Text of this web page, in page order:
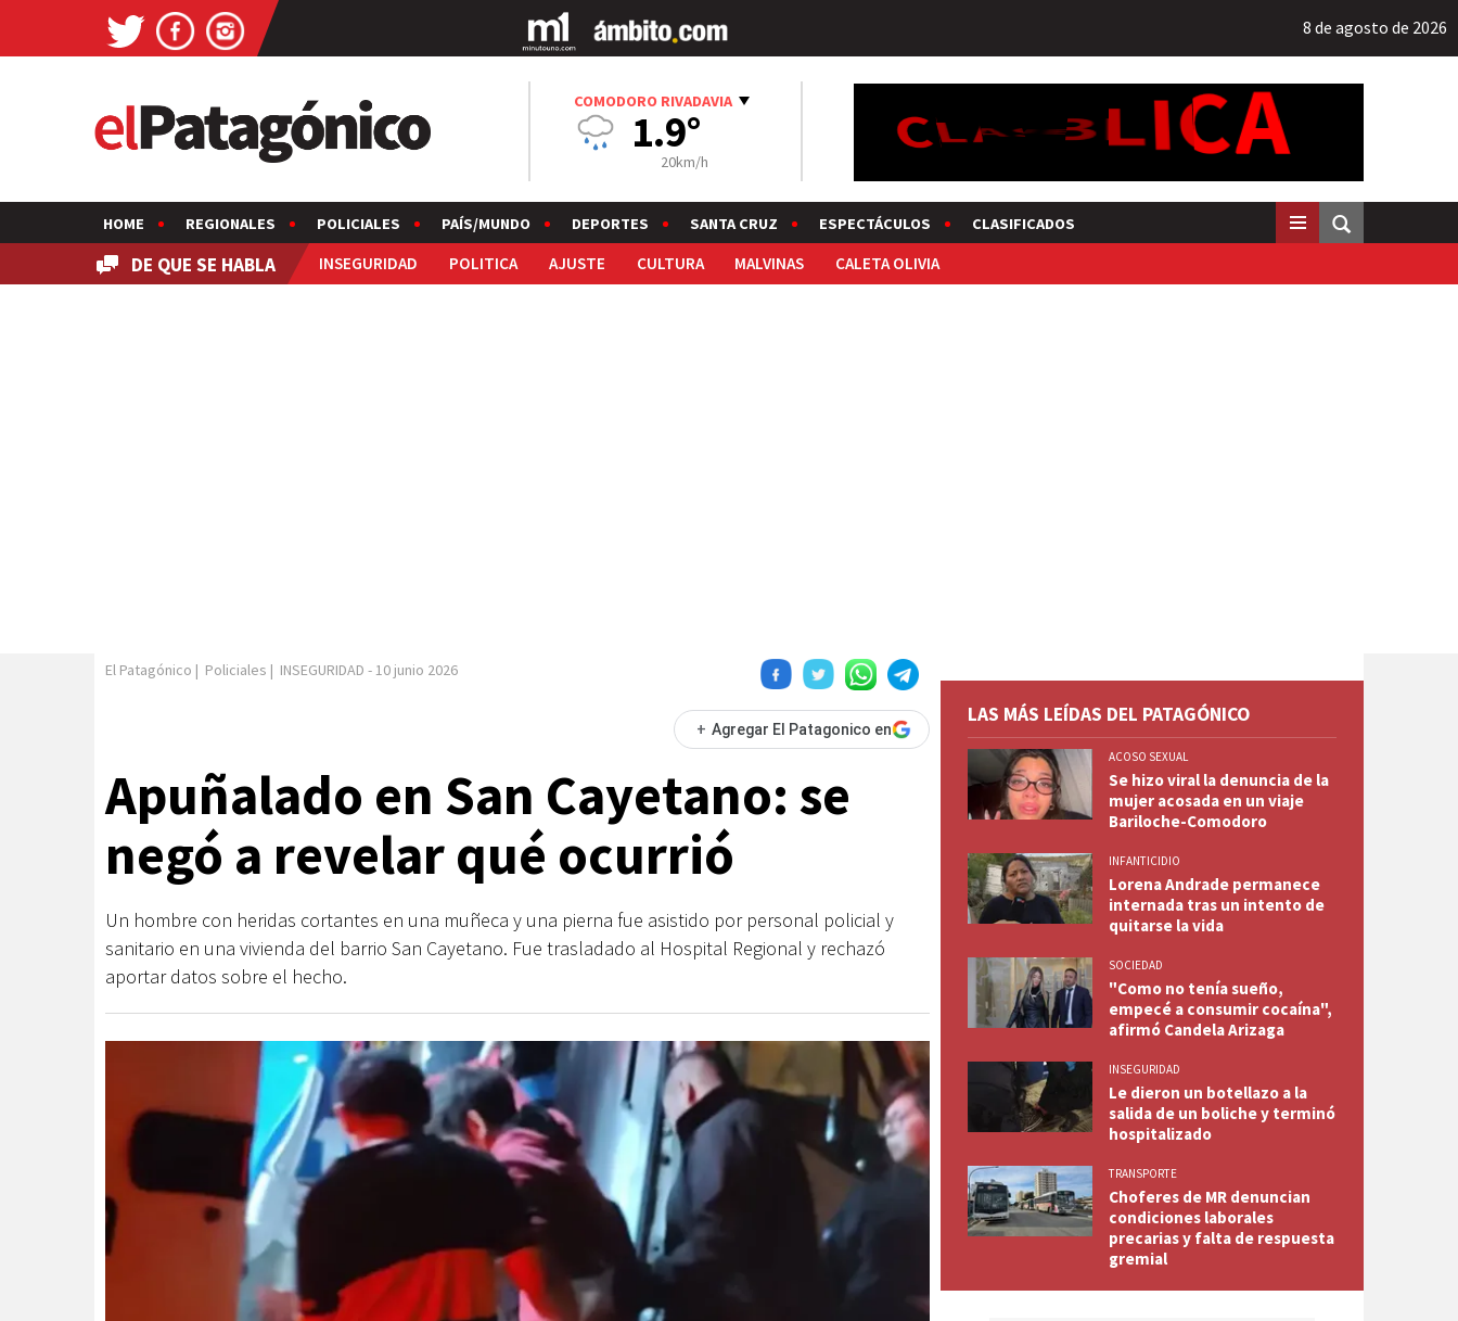
8 de agosto de 2026
COMODORO RIVADAVIA
1.9°
20km/h
HOME REGIONALES POLICIALES PAÍS/MUNDO DEPORTES SANTA CRUZ ESPECTÁCULOS CLASIFICADOS
DE QUE SE HABLA INSEGURIDAD POLITICA AJUSTE CULTURA MALVINAS CALETA OLIVIA
El Patagónico | Policiales | INSEGURIDAD - 10 junio 2026
+ Agregar El Patagonico en
Apuñalado en San Cayetano: se
negó a revelar qué ocurrió
Un hombre con heridas cortantes en una muñeca y una pierna fue asistido por personal policial y
sanitario en una vivienda del barrio San Cayetano. Fue trasladado al Hospital Regional y rechazó
aportar datos sobre el hecho.
LAS MÁS LEÍDAS DEL PATAGÓNICO
ACOSO SEXUAL
Se hizo viral la denuncia de la
mujer acosada en un viaje
Bariloche-Comodoro
INFANTICIDIO
Lorena Andrade permanece
internada tras un intento de
quitarse la vida
SOCIEDAD
"Como no tenía sueño,
empecé a consumir cocaína",
afirmó Candela Arizaga
INSEGURIDAD
Le dieron un botellazo a la
salida de un boliche y terminó
hospitalizado
TRANSPORTE
Choferes de MR denuncian
condiciones laborales
precarias y falta de respuesta
gremial